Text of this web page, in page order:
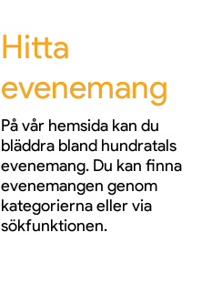
Hitta
evenemang
På vår hemsida kan du
bläddra bland hundratals
evenemang. Du kan finna
evenemangen genom
kategorierna eller via
sökfunktionen.